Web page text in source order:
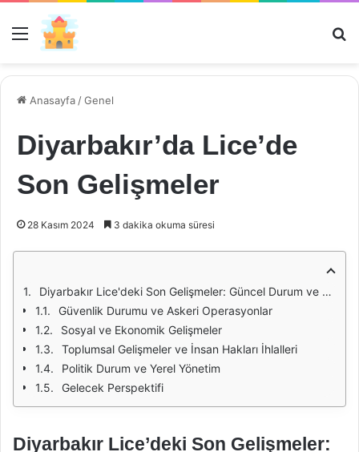
Menü
Anasayfa /Genel
Diyarbakır’da Lice’de
Son Gelişmeler
28 Kasım 2024 3 dakika okuma süresi
Diyarbakır Lice'deki Son Gelişmeler: Güncel Durum ve Analiz
Güvenlik Durumu ve Askeri Operasyonlar
Sosyal ve Ekonomik Gelişmeler
Toplumsal Gelişmeler ve İnsan Hakları İhlalleri
Politik Durum ve Yerel Yönetim
Gelecek Perspektifi
Diyarbakır Lice’deki Son Gelişmeler: